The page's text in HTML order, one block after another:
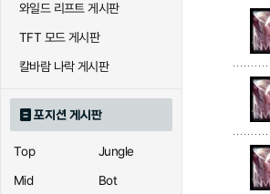
와일드 리프트 게시판
TFT 모드 게시판
칼바람 나락 게시판
포지션 게시판
Top
Jungle
Mid
Bot